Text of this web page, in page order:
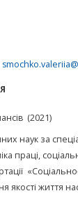
(2021)
наук за
праці,
якості життя